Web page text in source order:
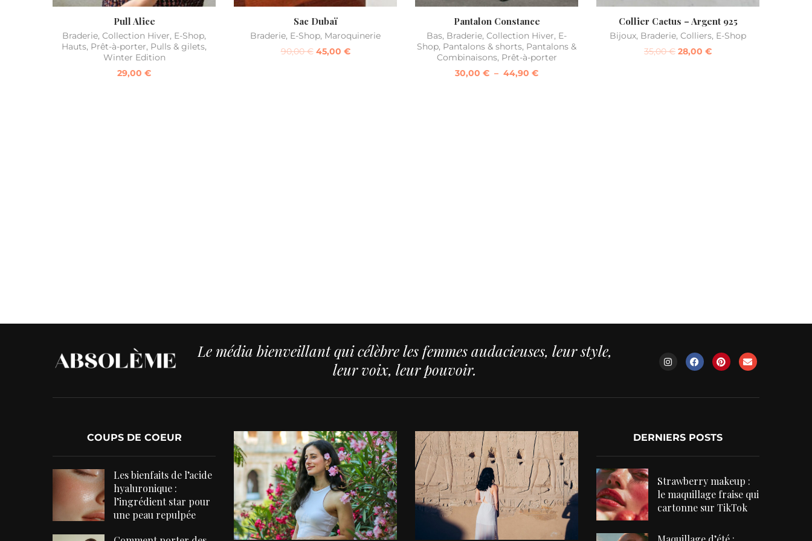
Pull Alice
Braderie, Collection Hiver, E-Shop,
Hauts, Prêt-à-porter, Pulls & gilets,
Winter Edition
29,00 €
Sac Dubaï
Braderie, E-Shop, Maroquinerie
90,00€ 45,00 €
Pantalon Constance
Bas, Braderie, Collection Hiver, E-
Shop, Pantalons & shorts, Pantalons &
Combinaisons, Prêt-à-porter
30,00 € – 44,90 €
Collier Cactus – Argent 925
Bijoux, Braderie, Colliers, E-Shop
35,00€ 28,00 €
Le média bienveillant qui célèbre les femmes audacieuses, leur style,
leur voix, leur pouvoir.
COUPS DE COEUR
Les bienfaits de l’acide
hyaluronique :
l’ingrédient star pour
une peau repulpée
DERNIERS POSTS
Strawberry makeup :
le maquillage fraise qui
cartonne sur TikTok